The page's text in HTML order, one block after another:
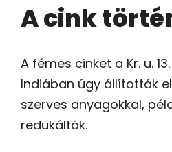
A cink
A fémes cinket a Kr. u.
Indiában úgy állították
szerves anyagokkal,
redukálták.